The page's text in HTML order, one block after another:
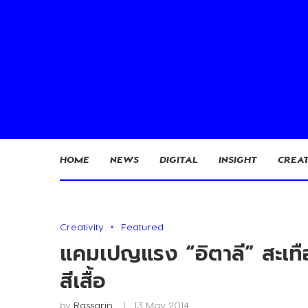
HOME NEWS DIGITAL INSIGHT
Creativity Featured
แคมเปญแรง “อิตาลี” สะเ
สีเสื้อ
by Rassarin 13 May 2014